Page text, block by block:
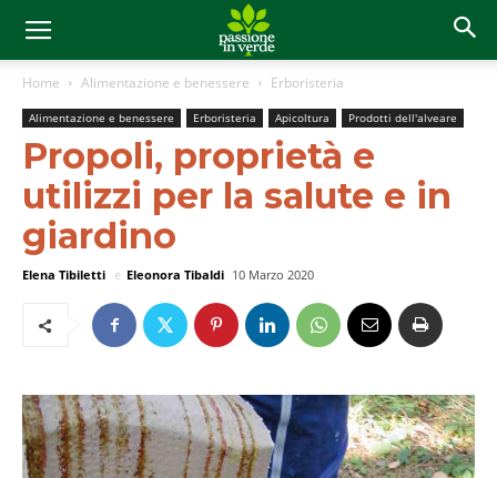
Home Alimentazione e benessere Erboristeria
Alimentazione e benessere Erboristeria Apicoltura Prodotti dell'alveare
Propoli, proprietà e
utilizzi per la salute e in
giardino
Elena Tibiletti e Eleonora Tibaldi 10 Marzo 2020